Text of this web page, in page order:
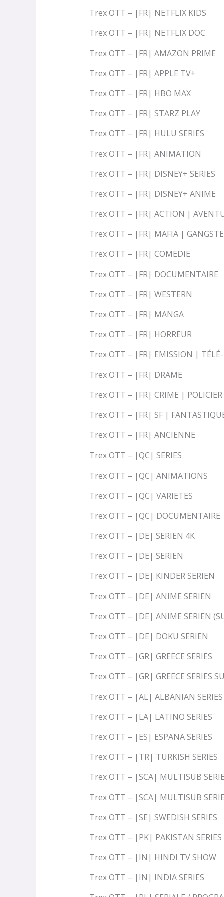
Trex OTT – |FR| NETFLIX KIDS
Trex OTT – |FR| NETFLIX DOC
Trex OTT – |FR| AMAZON PRIME
Trex OTT – |FR| APPLE TV+
Trex OTT – |FR| HBO MAX
Trex OTT – |FR| STARZ PLAY
Trex OTT – |FR| HULU SERIES
Trex OTT – |FR| ANIMATION
Trex OTT – |FR| DISNEY+ SERIES
Trex OTT – |FR| DISNEY+ ANIME
Trex OTT – |FR| ACTION |
Trex OTT – |FR| MAFIA |
Trex OTT – |FR| COMEDIE
Trex OTT – |FR| DOCUMENTAIRE
Trex OTT – |FR| WESTERN
Trex OTT – |FR| MANGA
Trex OTT – |FR| HORREUR
Trex OTT – |FR| EMISSION | TÉLÉ-
Trex OTT – |FR| DRAME
Trex OTT – |FR| CRIME | POLICIER
Trex OTT – |FR| SF |
Trex OTT – |FR| ANCIENNE
Trex OTT – |QC| SERIES
Trex OTT – |QC| ANIMATIONS
Trex OTT – |QC| VARIETES
Trex OTT – |QC| DOCUMENTAIRE
Trex OTT – |DE| SERIEN 4K
Trex OTT – |DE| SERIEN
Trex OTT – |DE| KINDER SERIEN
Trex OTT – |DE| ANIME SERIEN
Trex OTT – |DE| ANIME SERIEN
Trex OTT – |DE| DOKU SERIEN
Trex OTT – |GR| GREECE SERIES
Trex OTT – |GR| GREECE SERIES
Trex OTT – |AL| ALBANIAN SERIES
Trex OTT – |LA| LATINO SERIES
Trex OTT – |ES| ESPANA SERIES
Trex OTT – |TR| TURKISH SERIES
Trex OTT – |SCA| MULTISUB
Trex OTT – |SCA| MULTISUB
Trex OTT – |SE| SWEDISH SERIES
Trex OTT – |PK| PAKISTAN SERIES
Trex OTT – |IN| HINDI TV SHOW
Trex OTT – |IN| INDIA SERIES